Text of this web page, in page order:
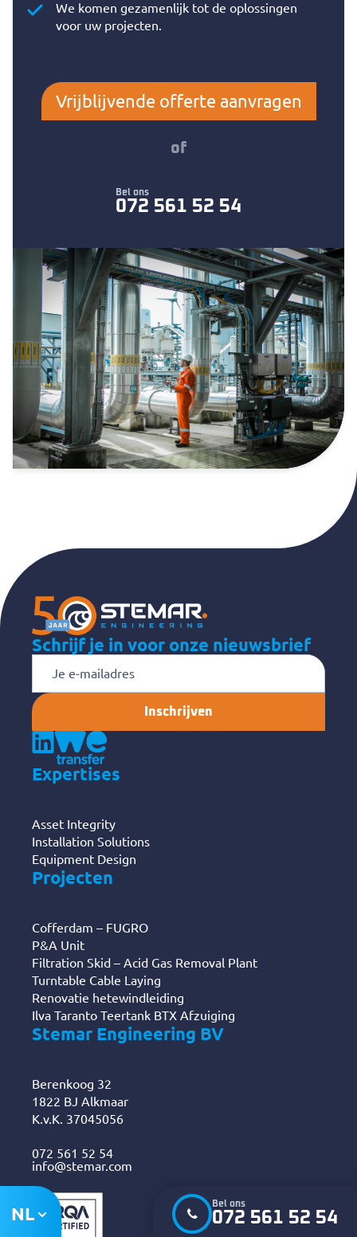
We komen gezamenlijk tot de oplossingen
voor uw projecten.
Vrijblijvende offerte aanvragen
of
Bel ons
072 561 52 54
NL Bel ons
072 561 52 54
Schrijf je in voor onze nieuwsbrief
mailadres
Expertises
Asset Integrity
Installation Solutions
Equipment Design
Projecten
Cofferdam – FUGRO
P&A Unit
Filtration Skid – Acid Gas Removal Plant
Turntable Cable Laying
Renovatie hetewindleiding
Ilva Taranto Teertank BTX Afzuiging
Stemar Engineering BV
Berenkoog 32
1822 BJ Alkmaar
K.v.K. 37045056
072 561 52 54
info@stemar.com